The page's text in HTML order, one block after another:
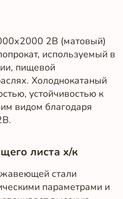
2B (матовый)
используемый в
пищевой
Холоднокатаный
устойчивостью к
видом благодаря
листа х/к
стали
параметрами и